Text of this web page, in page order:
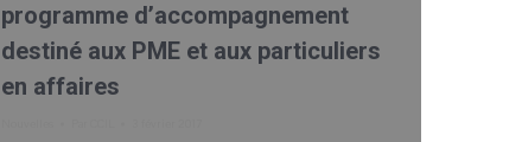
programme d’accompagnement
destiné aux PME et aux particuliers
en affaires